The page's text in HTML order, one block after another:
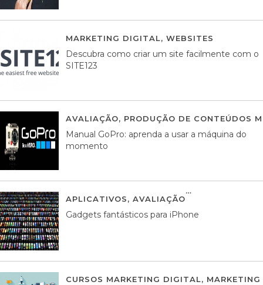
MARKETING DIGITAL, WEBSITES
Descubra como criar um site facilmente com o
SITE123
AVALIAÇÃO, PRODUÇÃO DE CONTEÚDOS
Manual GoPro: aprenda a usar a máquina do
momento
APLICATIVOS, AVALIAÇÃO
Gadgets fantásticos para iPhone
CURSOS MARKETING DIGITAL,